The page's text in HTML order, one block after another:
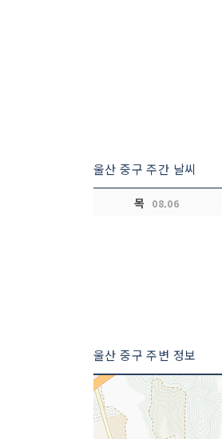
울산 중구 주간 날씨
목 08.06
울산 중구 주변 정보